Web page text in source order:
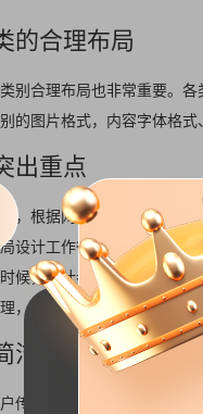
的合理布局
别合理布局也非常重要。
的图片格式，内容字体格
出重点
，根据网站自身性质，决
设计工作往往得不到预期
候，设计者应该先了解网
，才符合用户的实际需求。
洁明了
传达的信息必须要是简洁